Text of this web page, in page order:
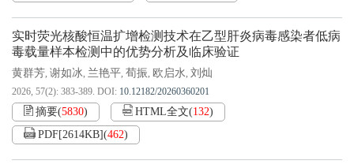
实时荧光核酸恒温扩增检测技术在乙型肝炎病毒感染者低病
毒载量样本检测中的优势分析及临床验证
黄群芳, 谢如冰, 兰艳平, 荀振, 欧启水, 刘灿
2026, 57(2): 383-389. DOI: 10.12182/20260360201
摘要(5830) HTML全文(132)
PDF[2614KB](462)